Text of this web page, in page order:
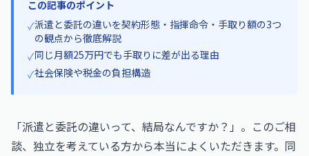
この記事のポイント
✓派遣と委託の違いを契約形態・指揮命令・手取り額の3つ
の観点から徹底解説
✓同じ月額25万円でも手取りに差が出る理由
✓社会保険や税金の負担構造
「派遣と委託の違いって、結局なんですか？」。このご相
談、独立を考えている方から本当によくいただきます。同